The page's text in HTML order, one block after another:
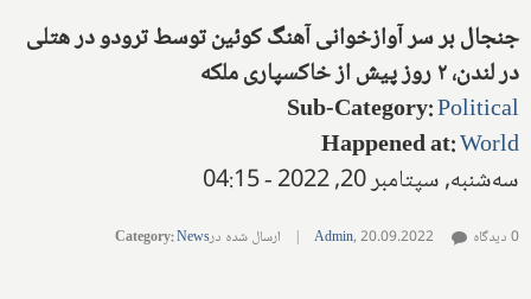
جنجال بر سر آوازخوانی آهنگ کوئین توسط ترودو در هتلی
در لندن، ۲ روز پیش از خاکسپاری ملکه
Sub-Category:Political
Happened at:World
سه‌شنبه, سپتامبر 20, 2022 - 04:15
Admin,20.09.2022
| ارسال شده در Category:News 0 دیدگاه